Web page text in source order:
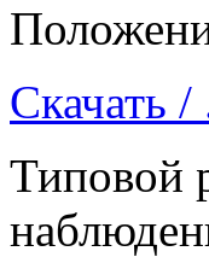
Скачать /
Типовой